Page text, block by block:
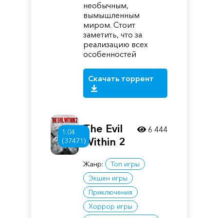
необычным,
вымышленным
миром. Стоит
заметить, что за
реализацию всех
особенностей
Скачать торрент
1.04
(37471)
The Evil
Within 2
Жанр:
Топ игры
Экшен игры
Приключения
Хоррор игры
6 444